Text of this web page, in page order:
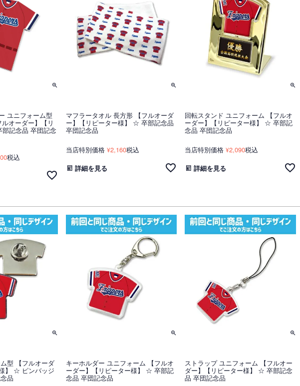
ユニフォーム型
ルオーダー】【リ
記念品 卒団記念
税込
マフラータオル 長方形 【フルオーダ
ー】【リピーター様】 ☆ 卒部記念品
卒団記念品
当店特別価格 ¥2,160税込
詳細を見る
回転スタンド ユニフォーム 【フルオ
ーダー】【リピーター様】 ☆ 卒部記
念品 卒団記念品
当店特別価格 ¥2,090税込
詳細を見る
型 【フルオーダ
】 ☆ ピンバッジ
品
キーホルダー ユニフォーム 【フルオ
ーダー】【リピーター様】 ☆ 卒部記
念品 卒団記念品
ストラップ ユニフォーム 【フルオー
ダー】【リピーター様】 ☆ 卒部記念
品 卒団記念品